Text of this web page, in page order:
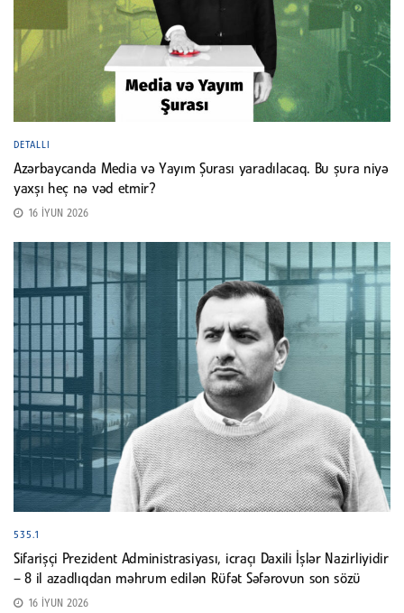
DETALLI
Azərbaycanda Media və Yayım Şurası yaradılacaq. Bu şura niyə
yaxşı heç nə vəd etmir?
16 İYUN 2026
535.1
Sifarişçi Prezident Administrasiyası, icraçı Daxili İşlər Nazirliyidir
– 8 il azadlıqdan məhrum edilən Rüfət Səfərovun son sözü
16 İYUN 2026